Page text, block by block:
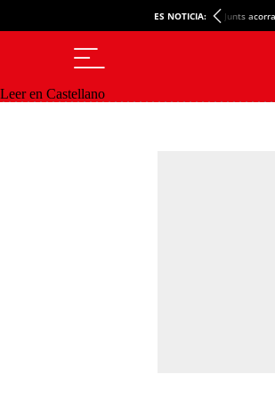
ES NOTICIA: Junts
Leer en Castellano